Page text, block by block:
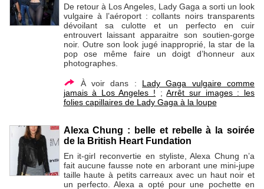
De retour à Los Angeles, Lady Gaga a sorti un look
vulgaire à l’aéroport : collants noirs transparents
dévoilant sa culotte et un perfecto en cuir
entrouvert laissant apparaitre son soutien-gorge
noir. Outre son look jugé inapproprié, la star de la
pop ose même faire un doigt d’honneur aux
photographes.
À voir dans : Lady Gaga vulgaire comme
jamais à Los Angeles ! ;Arrêt sur images : les
folies capillaires de Lady Gaga à la loupe
Alexa Chung : belle et rebelle à la soirée
de la British Heart Fundation
En it-girl reconvertie en styliste, Alexa Chung n’a
fait aucune fausse note en arborant une mini-jupe
taille haute à petits carreaux avec un haut noir et
un perfecto. Alexa a opté pour une pochette en